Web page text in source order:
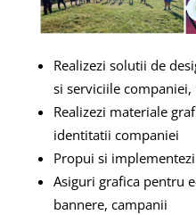
Realizezi solutii de
si serviciile
Realizezi materiale
identitatii companiei
Propui si
Asiguri grafica pentru
bannere, campanii